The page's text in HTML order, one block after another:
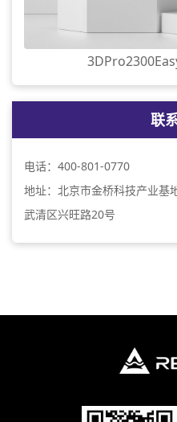
联
电话：400-801-0770
地址：北京市金桥科技产业基
武清区兴旺路20号